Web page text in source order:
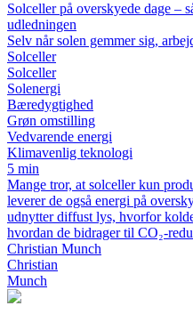
Solceller på overskyede dage –
udledningen
Selv når solen gemmer sig,
Solceller
Solceller
Solenergi
Bæredygtighed
Grøn omstilling
Vedvarende energi
Klimavenlig teknologi
5 min
Mange tror, at solceller kun
leverer de også energi på
udnytter diffust lys, hvorfor
hvordan de bidrager til CO₂-
Christian Munch
Christian
Munch